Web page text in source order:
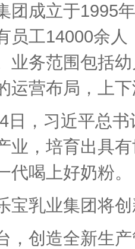
成立于1995年
员工14000余
业务范围包括
运营布局，上
习近平总书
业，培育出具
代喝上好奶粉。
乳业集团将创
创造全新生产